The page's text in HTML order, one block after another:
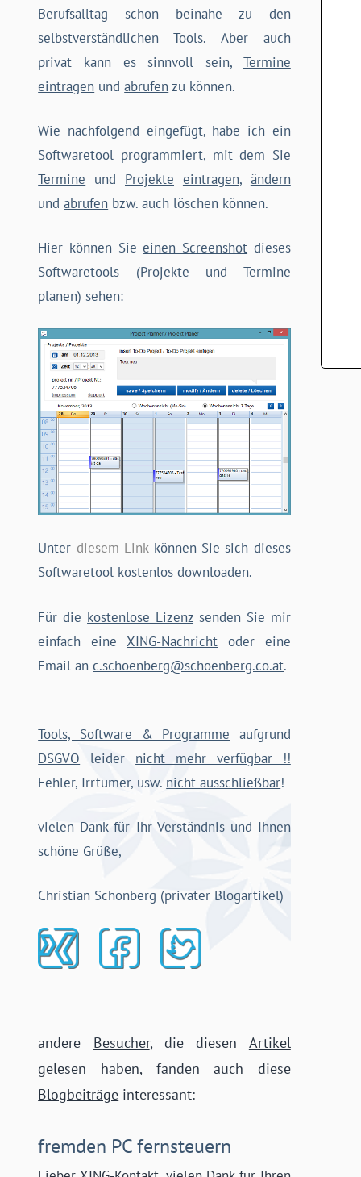
Berufsalltag schon beinahe zu den
selbstverständlichen Tools. Aber auch
privat kann es sinnvoll sein, Termine
eintragen undabrufenzu können.
Wie nachfolgend eingefügt, habe ich ein
Softwaretool programmiert, mit dem Sie
Termine und Projekte eintragen, ändern
undabrufen bzw. auch löschen können.
Hier können Sieeinen Screenshot dieses
Softwaretools (Projekte und Termine
planen) sehen:
Unter diesem Linkkönnen Sie sich dieses
Softwaretool kostenlos downloaden.
Für die kostenlose Lizenz senden Sie mir
einfach eine XING-Nachricht oder eine
Email anc.schoenberg@schoenberg.co.at.
Tools, Software & Programme aufgrund
DSGVO leider nicht mehr verfügbar !!
Fehler, Irrtümer, usw. nicht ausschließbar!
vielen Dank für Ihr Verständnis und Ihnen
schöne Grüße,
Christian Schönberg (privater Blogartikel)
andere Besucher, die diesen Artikel
gelesen haben, fanden auch diese
Blogbeiträge interessant:
fremden PC fernsteuern